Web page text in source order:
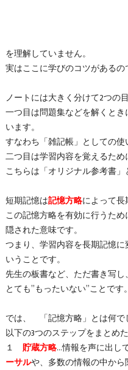
を理解していません。
実はここに学びのコツがあるの
ノートには大きく分けて2つの
一つ目は問題集などを解くと
います。
すなわち「雑記帳」としての使
二つ目は学習内容を覚えるため
こちらは「オリジナル参考書」
短期記憶は記憶方略によって長
この記憶方略を有効に行うた
隠された意味です。
つまり、学習内容を長期記憶
いうことです。
先生の板書など、ただ書き写し
とても”もったいない”ことです。
では、 「記憶方略」とは何で
以下の3つのステップをまとめた
１ 貯蔵方略…情報を声に出し
ーサルや、多数の情報の中か